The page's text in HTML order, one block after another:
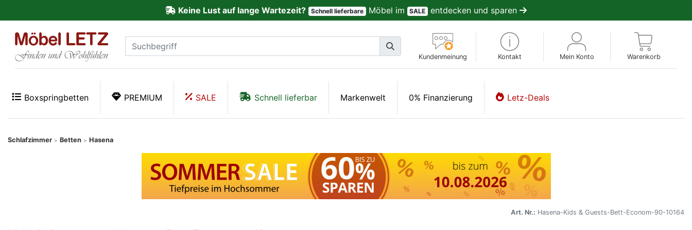
Keine Lust auf lange Wartezeit? Schnell lieferbare Möbel im SALE entdecken und sparen
Kundenmeinung Kontakt Mein Konto Warenkorb
Boxspringbetten PREMIUM SALE Schnell lieferbar Markenwelt 0% Finanzierung Letz-Deals
Schlafzimmer > Betten > Hasena
Art. Nr.: Hasena-Kids & Guests-Bett-Econom-90-10164
Kundenmeinungen
PREMIUM
Schnell